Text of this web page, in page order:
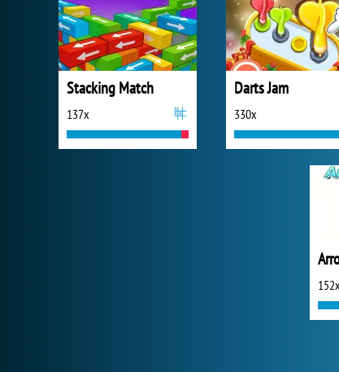
Stacking Match
137x
Darts Jam
330x
152x